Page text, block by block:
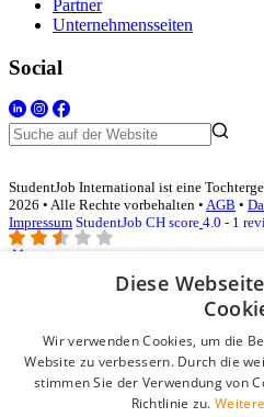
Partner
Unternehmensseiten
Social
StudentJob International ist eine
2026 • Alle Rechte vorbehalten • AGB •
Impressum StudentJob CH score 4.0 - 1
Login für Unternehmen
E-Mail*
Passwort
Diese
Wir verwenden Cookies, um die
Website zu verbessern. Durch die
stimmen Sie der Verwendung von
Richtlinie zu.